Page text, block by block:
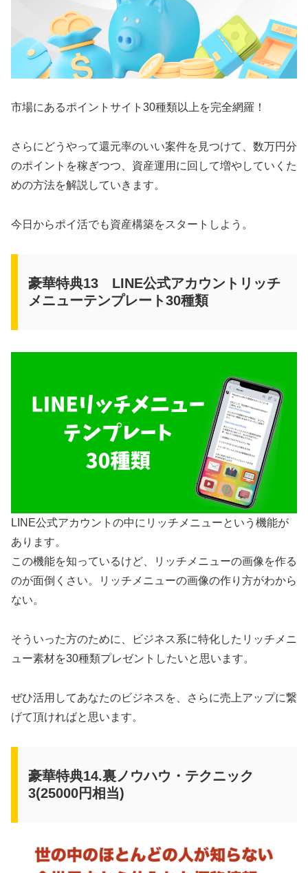
市場にあるポイントサイト30種類以上を完全網羅！
さらにどうやって還元率のいい案件を見つけて、数万円分
のポイントを稼ぎつつ、資産運用に回して増やしていくた
めの方法を解説していきます。
今日からポイ活でも資産構築をスタートしよう。
豪華特典13 LINE公式アカウントリッチ
メニューテンプレート30種類
LINE公式アカウントの中にリッチメニューという機能が
あります。
この機能を知っているけど、リッチメニューの画像を作る
のが面倒くさい。リッチメニューの画像の作り方がわから
ない。
そういった方のために、ビジネス系に特化したリッチメニ
ュー素材を30種類プレゼントしたいと思います。
ぜひ活用してあなたのビジネスを、さらに売上アップに繋
げて頂ければと思います。
豪華特典14.裏ノウハウ・テクニック
3(25000円相当)